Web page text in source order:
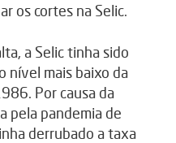
os cortes na Selic.
a Selic tinha sido
nível mais baixo da
Por causa da
pela pandemia de
derrubado a taxa